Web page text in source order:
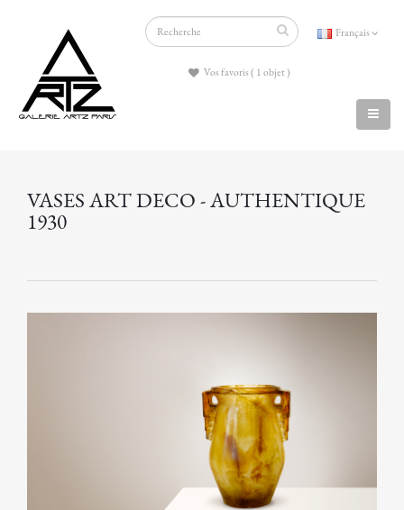
Français
Vos favoris ( 1 objet )
VASES ART DECO - AUTHENTIQUE
1930